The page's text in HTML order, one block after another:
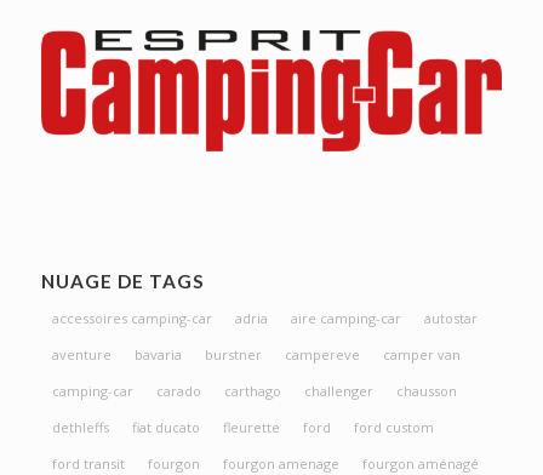
NUAGE DE TAGS
accessoires camping-car adria aire camping-car
autostar
aventure
bavaria burstner campereve
camper van
camping-car
carado carthago challenger
chausson
dethleffs
fiat ducato fleurette ford
ford custom
ford transit
fourgon fourgon amenage
fourgon aménagé